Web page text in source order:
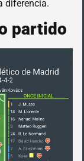
diferencia.
partido